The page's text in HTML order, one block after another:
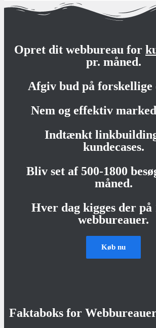
Opret dit webbureau for
pr. måned.
Afgiv bud på forskellige
Nem og effektiv
Indtænkt
kundecases.
Bliv set af 500-1800
måned.
Hver dag kigges der på
webbureauer.
Køb nu
Faktaboks for